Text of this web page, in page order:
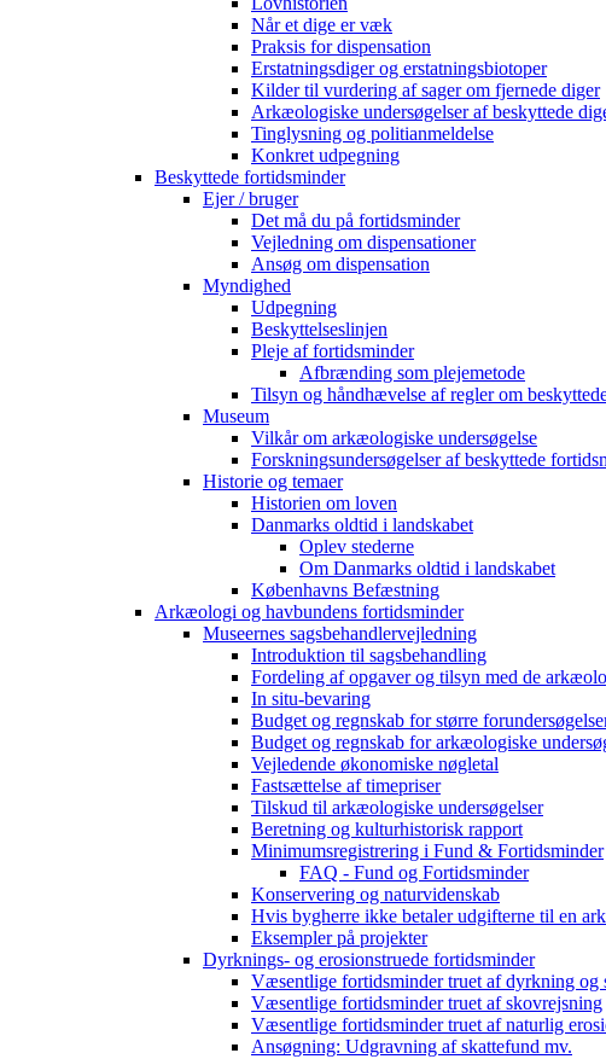
Når et dige er væk
Praksis for dispensation
Erstatningsdiger og erstatningsbiotoper
Kilder til vurdering af sager om fjernede diger
Arkæologiske undersøgelser af beskyttede
Tinglysning og politianmeldelse
Konkret udpegning
Beskyttede fortidsminder
Ejer / bruger
Det må du på fortidsminder
Vejledning om dispensationer
Ansøg om dispensation
Myndighed
Udpegning
Beskyttelseslinjen
Pleje af fortidsminder
Afbrænding som plejemetode
Tilsyn og håndhævelse af regler om
Museum
Vilkår om arkæologiske undersøgelse
Forskningsundersøgelser af beskyttede
Historie og temaer
Historien om loven
Danmarks oldtid i landskabet
Oplev stederne
Om Danmarks oldtid i landskabet
Københavns Befæstning
Arkæologi og havbundens fortidsminder
Museernes sagsbehandlervejledning
Introduktion til sagsbehandling
Fordeling af opgaver og tilsyn med de
In situ-bevaring
Budget og regnskab for større
Budget og regnskab for arkæologiske
Vejledende økonomiske nøgletal
Fastsættelse af timepriser
Tilskud til arkæologiske undersøgelser
Beretning og kulturhistorisk rapport
Minimumsregistrering i Fund & Fortidsminder
FAQ - Fund og Fortidsminder
Konservering og naturvidenskab
Hvis bygherre ikke betaler udgifterne til en
Eksempler på projekter
Dyrknings- og erosionstruede fortidsminder
Væsentlige fortidsminder truet af dyrkning og
Væsentlige fortidsminder truet af skovrejsning
Væsentlige fortidsminder truet af naturlig
Ansøgning: Udgravning af skattefund mv.